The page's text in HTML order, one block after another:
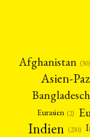
Afghanistan (30)
Asien-
Bangladesch
Eurasien (2)
Indien (230)